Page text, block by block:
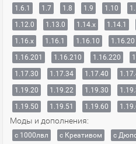
1.6.1
1.7 1.8 1.9 1.10
1.12.0
1.13.0 1.14.x 1.14.1
1.16.x
1.16.1 1.16.10 1.16.20
1.16.201
1.16.210 1.16.220
1.17.30
1.17.34 1.17.40
1.19.20
1.19.22 1.19.30
1.19.50
1.19.51 1.19.60
Моды и дополнения:
с 1000лвл c Креативом с